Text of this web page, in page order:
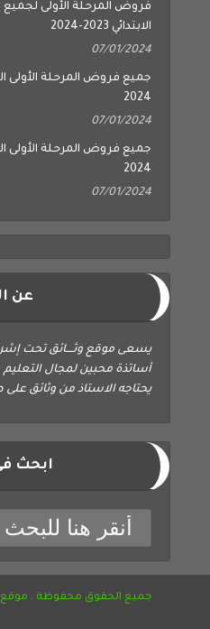
فروض المرحلة الأولى
الابتدائي 2023-2024
07/01/2024
2024
07/01/2024
2024
07/01/2024
عن
يسعى موقع وثــــائق تحت
أساتذة محبين لمجال التعليم
يحتاجه الاستاذ من وثائق
ابحث
جميع الحقوق محفوظة . موقع